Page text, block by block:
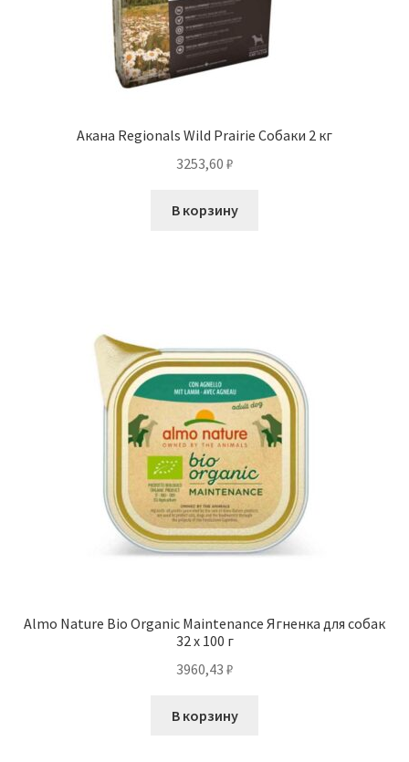
Акана Regionals Wild Prairie Собаки 2 кг
3253,60 ₽
В корзину
Almo Nature Bio Organic Maintenance Ягненка для собак
32 х 100 г
3960,43 ₽
В корзину